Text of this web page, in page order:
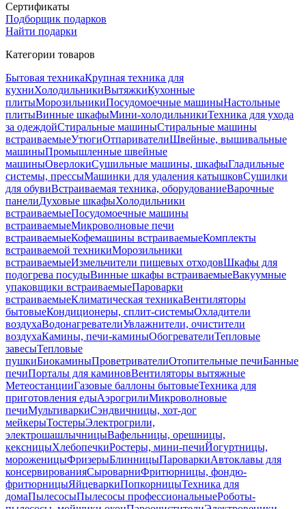
Сертификаты
Подборщик подарков
Найти подарки
Категории товаров
Бытовая техникаКрупная техника для
кухниХолодильникиВытяжкиКухонные
плитыМорозильникиПосудомоечные машиныНастольные
плитыВинные шкафыМини-холодильникиТехника для ухода
за одеждойСтиральные машиныСтиральные машины
встраиваемыеУтюгиОтпаривателиШвейные, вышивальные
машиныПромышленные швейные
машиныОверлокиСушильные машины, шкафыГладильные
системы, прессыМашинки для удаления катышковСушилки
для обувиВстраиваемая техника, оборудованиеВарочные
панелиДуховые шкафыХолодильники
встраиваемыеПосудомоечные машины
встраиваемыеМикроволновые печи
встраиваемыеКофемашины встраиваемыеКомплекты
встраиваемой техникиМорозильники
встраиваемыеИзмельчители пищевых отходовШкафы для
подогрева посудыВинные шкафы встраиваемыеВакуумные
упаковщики встраиваемыеПароварки
встраиваемыеКлиматическая техникаВентиляторы
бытовыеКондиционеры, сплит-системыОхладители
воздухаВодонагревателиУвлажнители, очистители
воздухаКамины, печи-каминыОбогревателиТепловые
завесыТепловые
пушкиБиокаминыПроветривателиОтопительные печиБанные
печиПорталы для каминовВентиляторы вытяжные
МетеостанцииГазовые баллоны бытовыеТехника для
приготовления едыАэрогрилиМикроволновые
печиМультиваркиСэндвичницы, хот-дог
мейкерыТостерыЭлектрогрили,
электрошашлычницыВафельницы, орешницы,
кексницыХлебопечкиРостеры, мини-печиЙогуртницы,
мороженицыФризерыБлинницыПароваркиАвтоклавы для
консервированияСыроварниФритюрницы, фондю-
фритюрницыЯйцеваркиПопкорницыТехника для
домаПылесосыПылесосы профессиональныеРоботы-